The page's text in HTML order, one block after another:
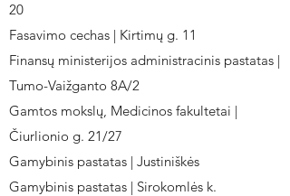
20
Fasavimo cechas | Kirtimų g. 11
Finansų ministerijos administracinis pastatas |
Tumo-Vaižganto 8A/2
Gamtos mokslų, Medicinos fakultetai |
Čiurlionio g. 21/27
Gamybinis pastatas | Justiniškės
Gamybinis pastatas | Sirokomlės k.